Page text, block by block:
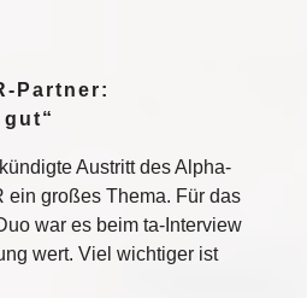
Partner:
Austritt des Alpha-
ein großes Thema. Für das
war es beim ta-Interview
wert. Viel wichtiger ist